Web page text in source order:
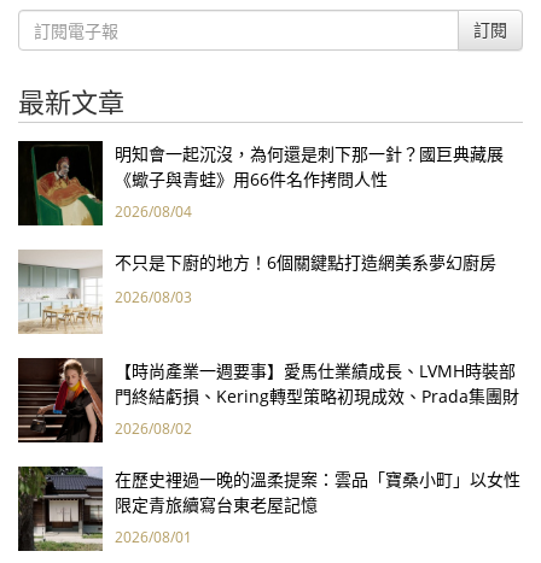
訂閱
最新文章
明知會一起沉沒，為何還是刺下那一針？國巨典藏展
《蠍子與青蛙》用66件名作拷問人性
2026/08/04
不只是下廚的地方！6個關鍵點打造網美系夢幻廚房
2026/08/03
【時尚產業一週要事】愛馬仕業績成長、LVMH時裝部
門終結虧損、Kering轉型策略初現成效、Prada集團財
報亮眼
2026/08/02
在歷史裡過一晚的溫柔提案：雲品「寶桑小町」以女性
限定青旅續寫台東老屋記憶
2026/08/01